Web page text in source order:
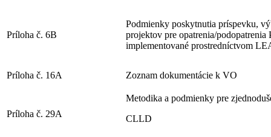
Príloha č. 6B
Podmienky poskytnutia príspevku,
projektov pre opatrenia/
implementované prostredníctvom
Príloha č. 16A Zoznam dokumentácie k VO
Príloha č. 29A
Metodika a podmienky pre
CLLD